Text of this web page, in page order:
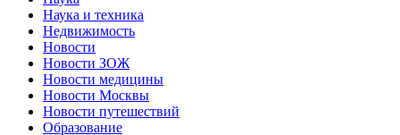
Наука и техника
Недвижимость
Новости
Новости ЗОЖ
Новости медицины
Новости Москвы
Новости путешествий
Образование